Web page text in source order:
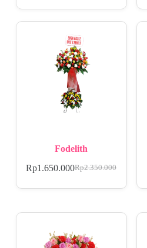
Fodelith
Rp2.350.000
Rp1.650.000